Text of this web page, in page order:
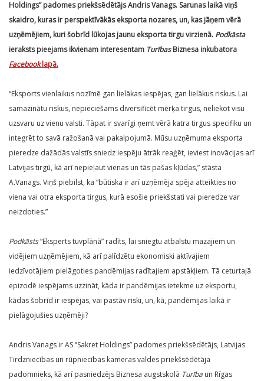
Holdings” padomes priekšsēdētājs Andris Vanags. Sarunas laikā viņš
skaidro, kuras ir perspektīvākās eksporta nozares, un, kas jāņem vērā
uzņēmējiem, kuri šobrīd lūkojas jaunu eksporta tirgu virzienā. Podkāsta
ieraksts pieejams ikvienam interesentam TurībasBiznesa inkubatora
Facebooklapā.
“Eksports vienlaikus nozīmē gan lielākas iespējas, gan lielākus riskus. Lai
samazinātu riskus, nepieciešams diversificēt mērķa tirgus, neliekot visu
uzsvaru uz vienu valsti. Tāpat ir svarīgi ņemt vērā katra tirgus specifiku un
integrēt to savā ražošanā vai pakalpojumā. Mūsu uzņēmuma eksporta
pieredze dažādās valstīs sniedz iespēju ātrāk reaģēt, ieviest inovācijas arī
Latvijas tirgū, kā arī nepieļaut vienas un tās pašas kļūdas,” stāsta
A.Vanags. Viņš piebilst, ka “būtiska ir arī uzņēmēja spēja atteikties no
viena vai otra eksporta tirgus, kurā esošie priekšstati vai pieredze var
neizdoties.”
Podkāsts“Eksperts tuvplānā” radīts, lai sniegtu atbalstu mazajiem un
vidējiem uzņēmējiem, kā arī palīdzētu ekonomiski aktīvajiem
iedzīvotājiem pielāgoties pandēmijas radītajiem apstākļiem. Tā ceturtajā
epizodē iespējams uzzināt, kāda ir pandēmijas ietekme uz eksportu,
kādas šobrīd ir iespējas, vai pastāv riski, un, kā, pandēmijas laikā ir
pielāgojušies uzņēmēji?
Andris Vanags ir AS ‘’Sakret Holdings’’ padomes priekšsēdētājs, Latvijas
Tirdzniecības un rūpniecības kameras valdes priekšsēdētāja
padomnieks, kā arī pasniedzējs Biznesa augstskolā Turība un Rīgas